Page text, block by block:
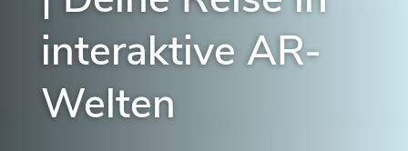
interaktive AR-
Welten